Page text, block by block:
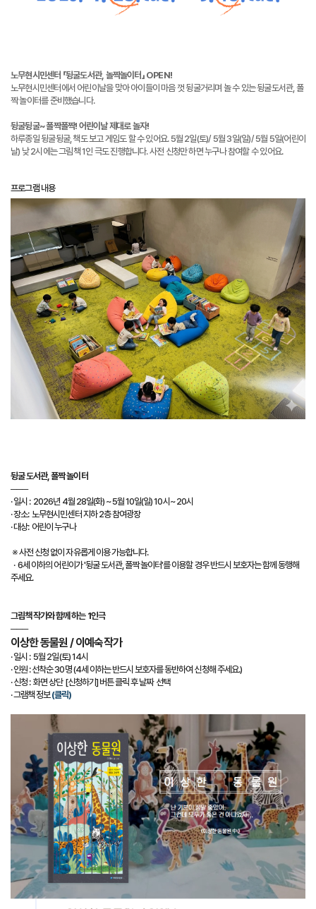
노무현시민센터 「뒹굴도서관, 놀짝놀이터」 OPEN!
노무현시민센터에서 어린이날을 맞아 아이들이 마음 껏 뒹굴거리며 놀 수 있는 뒹굴도서관, 폴
짝 놀이터를 준비했습니다.
뒹굴뒹굴~ 폴짝폴짝! 어린이날 제대로 놀자!
하루종일 뒹굴뒹굴, 책도 보고 게임도 할 수 있어요. 5월 2일(토)/ 5월 3일(일)/ 5월 5일(어린이
날) 낮 2시에는 그림책 1인 극도 진행합니다. 사전 신청만 하면 누구나 참여할 수 있어요.
프로그램 내용
뒹굴 도서관, 폴짝 놀이터
───
· 일시 : 2026년 4월 28일(화) ~ 5월 10일(일) 10시~ 20시
· 장소: 노무현시민센터 지하 2층 참여광장
· 대상: 어린이 누구나
※ 사전 신청 없이 자유롭게 이용 가능합니다.
· 6세 이하의 어린이가 '뒹굴 도서관, 폴짝 놀이터'를 이용할 경우 반드시 보호자는 함께 동행해
주세요.
그림책 작가와 함께 하는 1인극
───
이상한 동물원 / 이예숙작가
· 일시 : 5월 2일(토) 14시
· 인원 : 선착순 30명 (4세 이하는 반드시 보호자를 동반하여 신청해 주세요.)
· 신청 : 화면 상단 [신청하기] 버튼 클릭 후 날짜 선택
·그램책 정보(클릭)